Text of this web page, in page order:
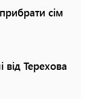
сім
Терехова